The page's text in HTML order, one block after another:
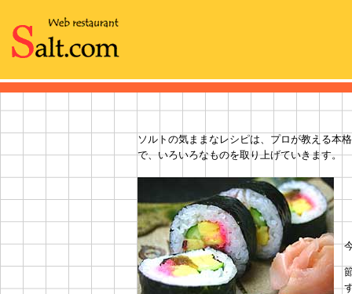
ソルトの気ままなレシピは、プロが教える本
で、いろいろなものを取り上げていきます。